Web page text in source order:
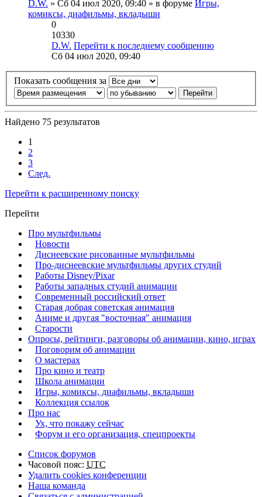
D.W. » Сб 04 июл 2020, 09:40 » в форуме Игры,
комиксы, диафильмы, вкладыши
0
10330
D.W. Перейти к последнему сообщению
Сб 04 июл 2020, 09:40
Показать сообщения за
Найдено 75 результатов
1
2
3
След.
Перейти к расширенному поиску
Перейти
Про мультфильмы
Новости
Диснеевские рисованные мультфильмы
Про-диснеевские мультфильмы других студий
Работы Disney/Pixar
Работы западных студий анимации
Современный российский ответ
Старая добрая советская анимация
Аниме и другая "восточная" анимация
Старости
Опросы, рейтинги, разговоры об анимации, кино, играх
Поговорим об анимации
О мастерах
Про кино и театр
Школа анимации
Игры, комиксы, диафильмы, вкладыши
Коллекция ссылок
Про нас
Ух, что покажу сейчас
Форум и его организация, спецпроекты
Список форумов
Часовой пояс: UTC
Удалить cookies конференции
Наша команда